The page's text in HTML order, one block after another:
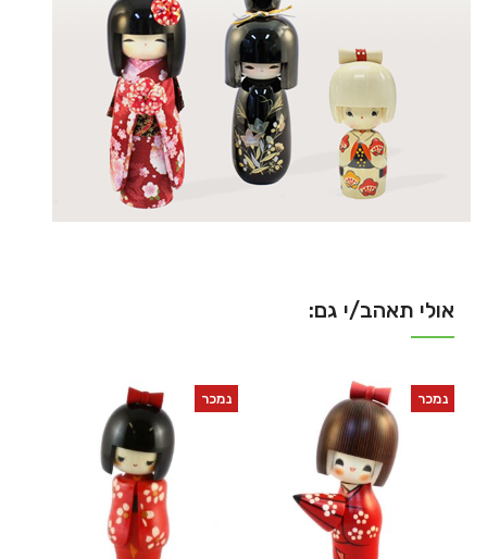
אולי תאהב/י גם:
נמכר נמכר